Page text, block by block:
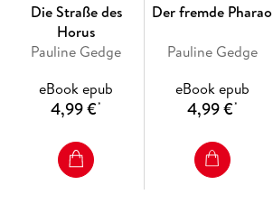
Die Straße des
Horus
Pauline Gedge
eBook epub
4,99 €*
Der fremde Pharao
Pauline Gedge
eBook epub
4,99 €*